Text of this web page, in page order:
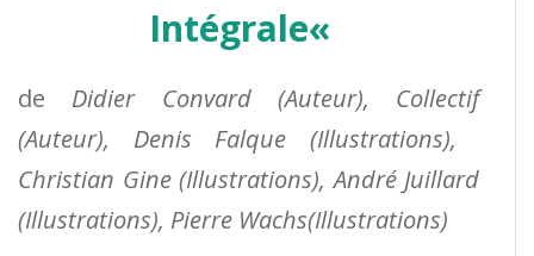
Intégrale«
de Didier Convard (Auteur), Collectif
(Auteur), Denis Falque (Illustrations),
Christian Gine (Illustrations),André Juillard
(Illustrations), Pierre Wachs(Illustrations)